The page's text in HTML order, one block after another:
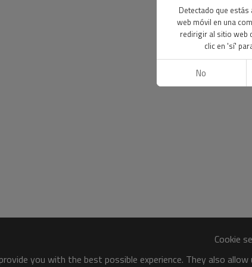
Cookie
you with the best possible experience. They also
Detectado que
web móvil en una
redirigir al sitio web
clic en 'sí'
No